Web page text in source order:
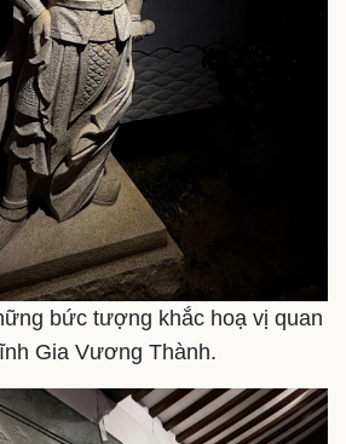
bức tượng khắc hoạ vị quan
Gia Vương Thành.